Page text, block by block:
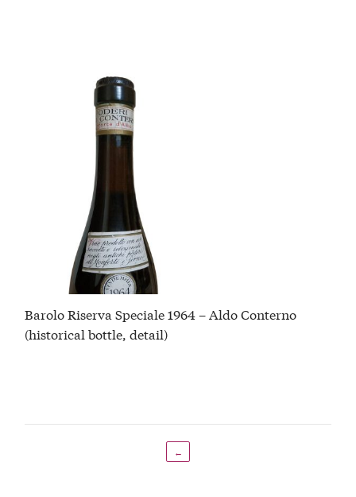
Barolo Riserva Speciale 1964 – Aldo Conterno
(historical bottle, detail)
←